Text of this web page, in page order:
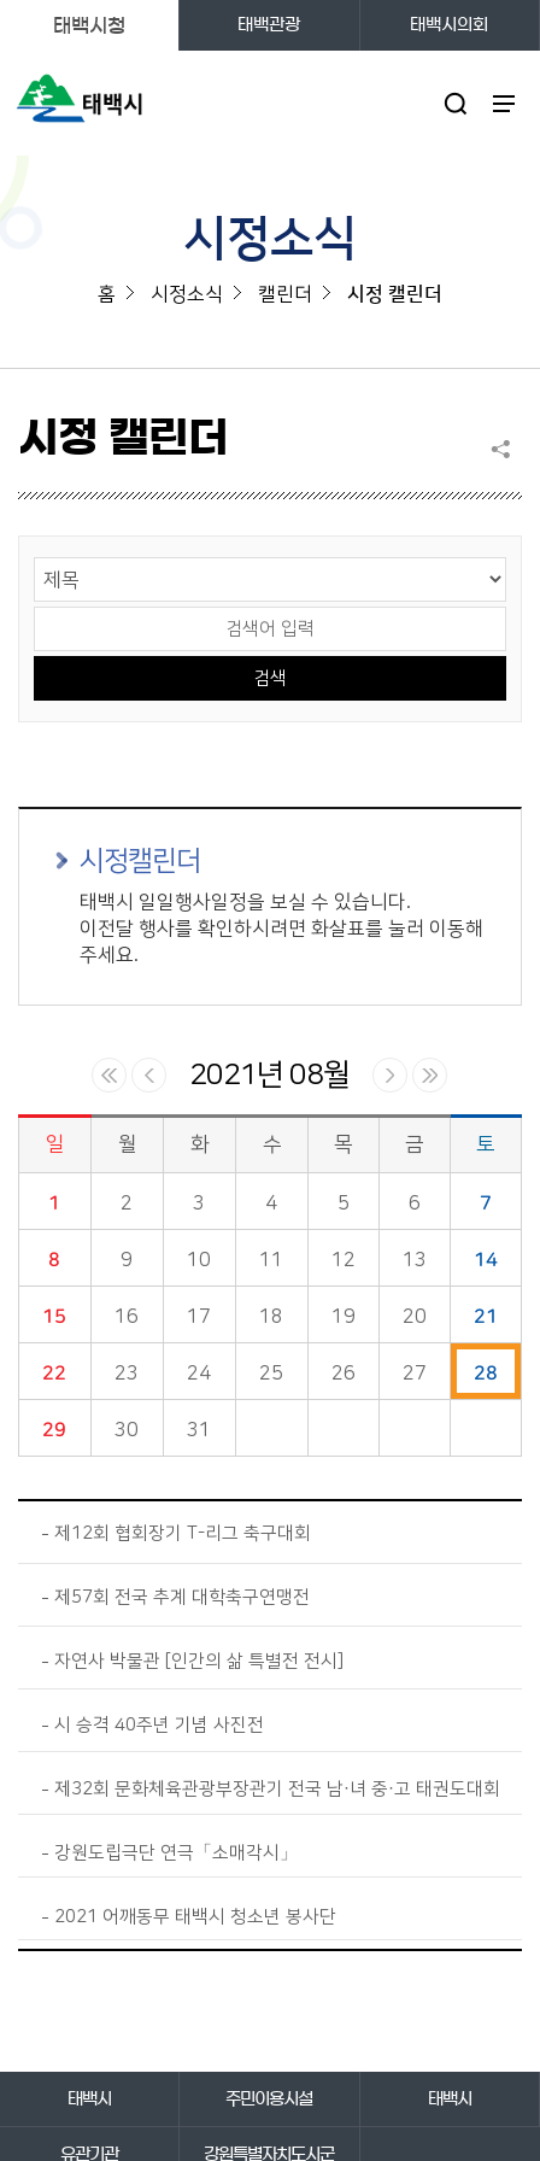
태백시청 태백관광 태백시의회
시정소식
홈 시정소식 캘린더 시정 캘린더
시정 캘린더
시정캘린더
태백시 일일행사일정을 보실 수 있습니다.
이전달 행사를 확인하시려면 화살표를 눌러 이동해
주세요.
2021년 08월
시정소식>시정 캘린더 게시판의 (2021년 08월) 달력형태로 일정명, 일정내용을 제공합니다.
일 월 화 수 목 금 토
1 2 3 4 5 6 7
8 9 10 11 12 13 14
15 16 17 18 19 20 21
22 23 24 25 26 27 28
29 30 31
제12회 협회장기 T-리그 축구대회
제57회 전국 추계 대학축구연맹전
자연사 박물관 [인간의 삶 특별전 전시]
시 승격 40주년 기념 사진전
제32회 문화체육관광부장관기 전국 남·녀 중·고 태권도대회
강원도립극단 연극「소매각시」
2021 어깨동무 태백시 청소년 봉사단
태백시 주민이용시설 태백시
유관기관 강원특별자치도시군